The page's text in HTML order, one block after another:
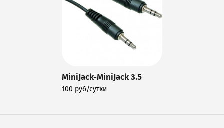
MiniJack-MiniJack 3.5
100 руб/сутки